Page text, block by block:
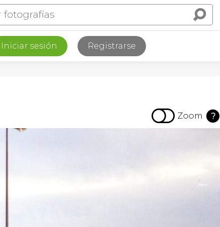
Iniciar sesión Registrarse
 Zoom ?